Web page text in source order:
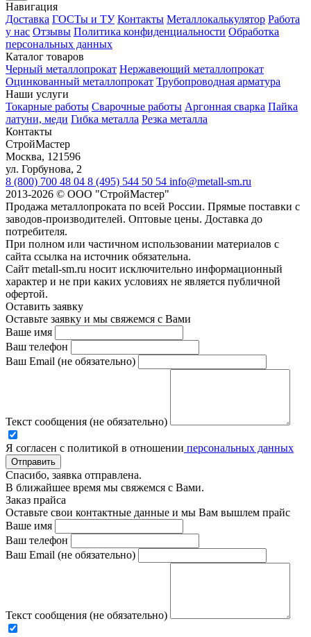
Навигация
Доставка ГОСТы и ТУ Контакты Металлокалькулятор Работа
у нас Отзывы Политика конфиденциальности Обработка
персональных данных
Каталог товаров
Черный металлопрокат Нержавеющий металлопрокат
Оцинкованный металлопрокат Трубопроводная арматура
Наши услуги
Токарные работы Сварочные работы Аргонная сварка Пайка
латуни, меди Гибка металла Резка металла
Контакты
СтройМастер
Москва, 121596
ул. Горбунова, 2
8 (800) 700 48 04 8 (495) 544 50 54 info@metall-sm.ru
2013-2026 © ООО "СтройМастер"
Продажа металлопроката по всей России. Прямые поставки с
заводов-производителей. Оптовые цены. Доставка до
потребителя.
При полном или частичном использовании материалов с
сайта ссылка на источник обязательна.
Сайт metall-sm.ru носит исключительно информационный
характер и не при каких условиях не является публичной
офертой.
Оставить заявку
Оставьте заявку и мы свяжемся с Вами
Ваше имя
Ваш телефон
Ваш Email (не обязательно)
Текст сообщения (не обязательно)
Я согласен с политикой в отношении персональных данных
Отправить
Спасибо, заявка отправлена.
В ближайшее время мы свяжемся с Вами.
Заказ прайса
Оставьте свои контактные данные и мы Вам вышлем прайс
Ваше имя
Ваш телефон
Ваш Email (не обязательно)
Текст сообщения (не обязательно)